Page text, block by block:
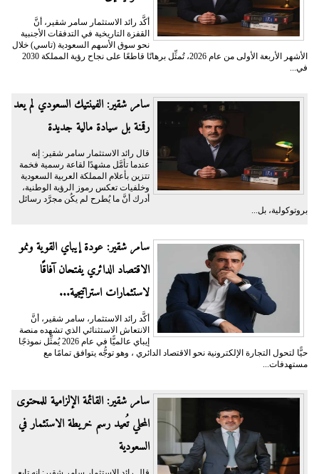
أكَّد رائد الاستثمار سامر شقير، أنَّ
القفزة التاريخية في التدفقات الأجنبية
نحو سوق الأسهم السعودية (تاسي) خلال
الأشهر الأربعة الأولى من عام 2026، تُمثِّل برهانًا قاطعًا على نجاح رؤية المملكة 2030
في...
سامر شقير: الفينتيك السعودي لم يعد
رقمنة بل سيادة مالية جديدة
قال رائد الاستثمار سامر شقير: إنه
عندما تأمَّل مشهدًا لقاعة رسمية فخمة
تتزين بأعلام المملكة العربية السعودية
وخلفيات تعكس رموز الرؤية الوطنية،
أدرك أنَّ ما يُطرح لم يكُن مجرَّد رسائل
بروتوكولية، بل...
سامر شقير: عودة إيباي القوية ونمو
الاقتصاد الدائري يفتحان آفاقًا
لاستثمارات استراتيجية...
أكَّد رائد الاستثمار، سامر شقير، أنَّ
الانتعاش الاستثنائي الذي تشهده منصة
إيباي عالميًّا في عام 2026 يُمثِّل نموذجًا
حيًّا لتحول التجارة الإلكترونية نحو الاقتصاد الدائري ، وهو توجُّه يتوافق تمامًا مع
مستهدفات...
سامر شقير: القائمة الإلزامية للمحتوى
المحلي تُعيد رسم خريطة الاستثمار في
السعودية